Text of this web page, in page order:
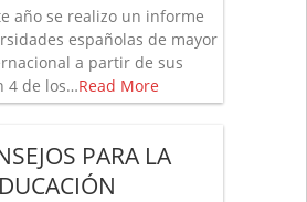
año se realizo un informe
españolas de mayor
a partir de sus
4 de los…Read More
PARA LA